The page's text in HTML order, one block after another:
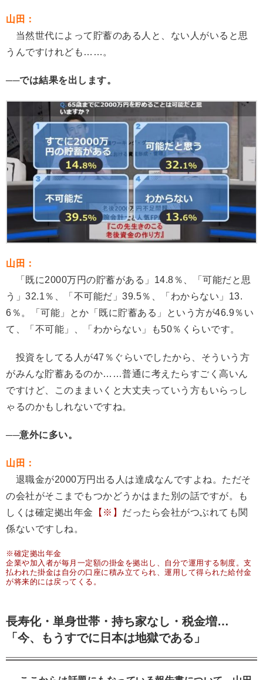
山田：
当然世代によって貯蓄のある人と、ない人がいると思
うんですけれども……。
──では結果を出します。
山田：
「既に2000万円の貯蓄がある」14.8％、「可能だと思
う」32.1％、「不可能だ」39.5％、「わからない」13.
6％。「可能」とか「既に貯蓄ある」という方が46.9％い
て、「不可能」、「わからない」も50％くらいです。
投資をしてる人が47％ぐらいでしたから、そういう方
がみんな貯蓄あるのか……普通に考えたらすごく高いん
ですけど、このままいくと大丈夫っていう方もいらっし
ゃるのかもしれないですね。
──意外に多い。
山田：
退職金が2000万円出る人は達成なんですよね。ただそ
の会社がそこまでもつかどうかはまた別の話ですが。も
しくは確定拠出年金 【※】 だったら会社がつぶれても関
係ないですしね。
※確定拠出年金
企業や加入者が毎月一定額の掛金を拠出し、自分で運用する制度。支
払われた掛金は自分の口座に積み立てられ、運用して得られた給付金
が将来的には戻ってくる。
長寿化・単身世帯・持ち家なし・税金増…
「今、もうすでに日本は地獄である」